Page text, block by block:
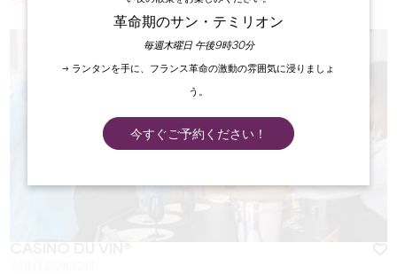
革命期のサン・テミリオン
毎週木曜日 午後9時30分
→ ランタンを手に、フランス革命の激動の雰囲気に浸りましょ
う。
今すぐご予約ください！